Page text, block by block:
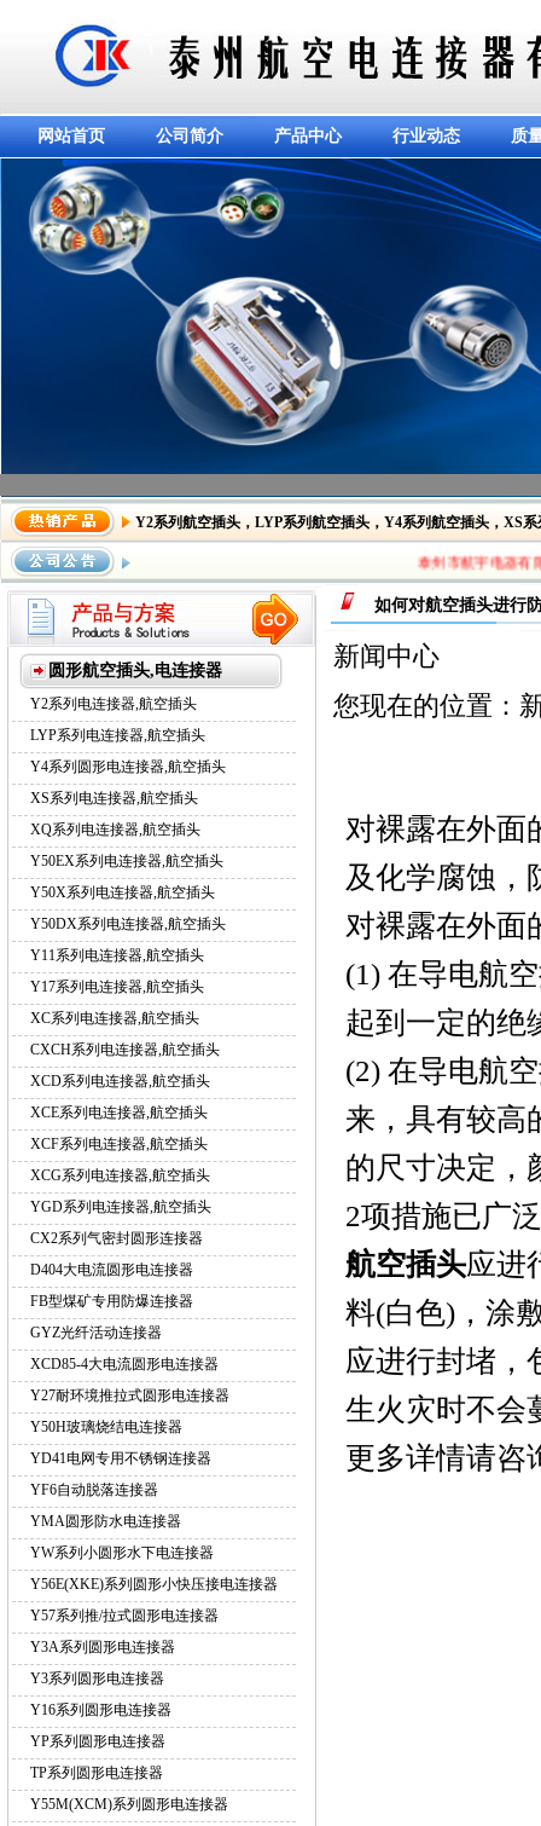
网站首页 公司简介 产品中心 行业动态 质
dddddddddddd
Y2系列航空插头 ， LYP系列航空插头 ， Y4系列航空插头 ， XS系
XC系列航空插头， CXCH
系列航空插头
泰州市航宇电器有限
圆形航空插头,电连接器
Y2系列电连接器,航空插头
LYP系列电连接器,航空插头
Y4系列圆形电连接器,航空插头
XS系列电连接器,航空插头
XQ系列电连接器,航空插头
Y50EX系列电连接器,航空插头
Y50X系列电连接器,航空插头
Y50DX系列电连接器,航空插头
Y11系列电连接器,航空插头
Y17系列电连接器,航空插头
XC系列电连接器,航空插头
CXCH系列电连接器,航空插头
XCD系列电连接器,航空插头
XCE系列电连接器,航空插头
XCF系列电连接器,航空插头
XCG系列电连接器,航空插头
YGD系列电连接器,航空插头
CX2系列气密封圆形连接器
D404大电流圆形电连接器
FB型煤矿专用防爆连接器
GYZ光纤活动连接器
XCD85-4大电流圆形电连接器
Y27耐环境推拉式圆形电连接器
Y50H玻璃烧结电连接器
YD41电网专用不锈钢连接器
YF6自动脱落连接器
YMA圆形防水电连接器
YW系列小圆形水下电连接器
Y56E(XKE)系列圆形小快压接电连接器
Y57系列推/拉式圆形电连接器
Y3A系列圆形电连接器
Y3系列圆形电连接器
Y16系列圆形电连接器
YP系列圆形电连接器
TP系列圆形电连接器
Y55M(XCM)系列圆形电连接器
如何对航空插头进行
新闻中心
您现在的位置：
对裸露在外面
及化学腐蚀，
对裸露在外面
(1) 在导电航
起到一定的绝
(2) 在导电航
来，具有较高
的尺寸决定，
2项措施已广
航空插头应进
料(白色)，涂
应进行封堵，
生火灾时不会
更多详情请咨